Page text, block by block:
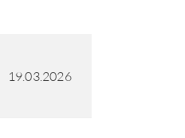
19.03.2026